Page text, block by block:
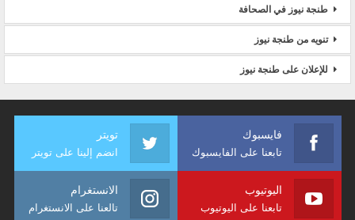
طنجة نيوز في الصحافة
تنويه من طنجة نيوز
للإعلان على طنجة نيوز
فايسبوك
تابعنا على الفايسبوك
تويتر
انضم إلينا على تويتر
اليوتيوب
تابعنا على اليوتيوب
الانستغرام
تالعنا على الانستغرام